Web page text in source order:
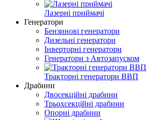
Лазерні приймачі
Генератори
Бензинові генератори
Дизельні генератори
Інверторні генератори
Генератори з Автозапуском
Тракторні генератори ВВП
Драбини
Двосекційні драбини
Трьохсекційні драбини
Опорні драбини